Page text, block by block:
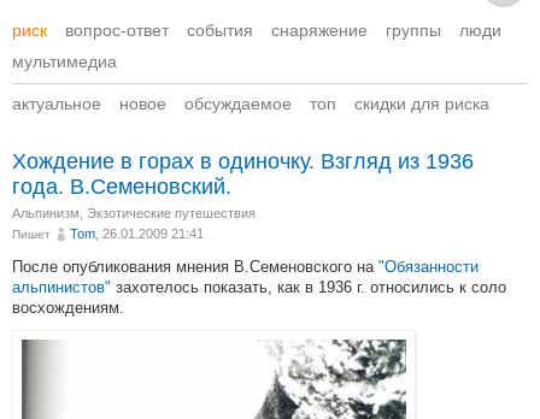
риск вопрос-ответ события снаряжение группы
люди
мультимедиа
актуальное новое обсуждаемое топ скидки для риска
Хождение в горах в одиночку. Взгляд из 1936
года. В.Семеновский.
Альпинизм Экзотические путешествия
Пишет Tom , 26.01.2009 21:41
После опубликования мнения В.Семеновского на "Обязанности
альпинистов" захотелось показать, как в 1936 г. относились к соло
восхождениям.